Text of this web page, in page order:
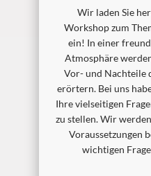
Wir laden Sie
Workshop zum
ein! In einer
Atmosphäre
Vor- und Nachteile
erörtern. Bei uns
Ihre vielseitigen
zu stellen. Wir
Voraussetzungen
wichtigen